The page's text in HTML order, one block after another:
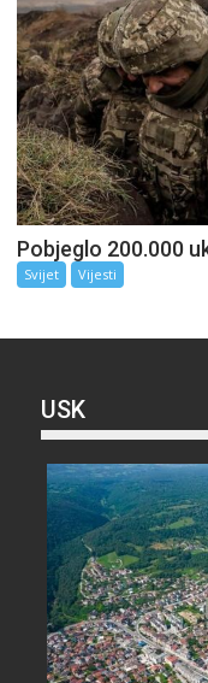
Pobjeglo 200.000
Svijet Vijesti
USK